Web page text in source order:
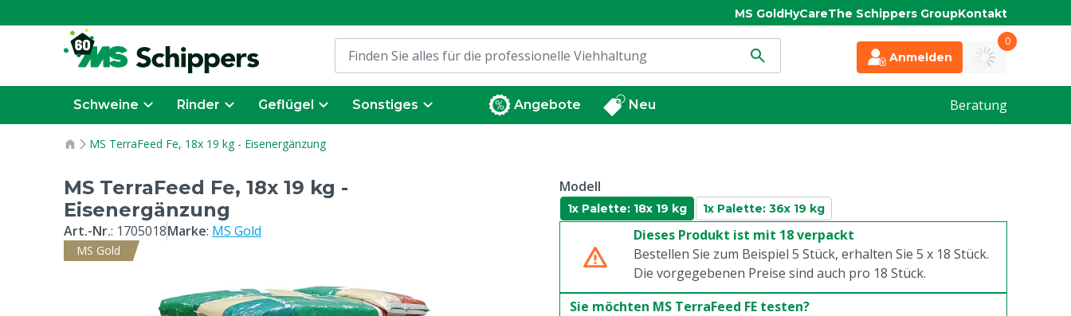
MS GoldHyCareThe Schippers GroupKontakt
Anmelden
0
Schweine Rinder Geflügel Sonstiges Angebote Neu Beratung
MS TerraFeed Fe, 18x 19 kg - Eisenergänzung
MS TerraFeed Fe, 18x 19 kg -
Eisenergänzung
Art.-Nr.: 1705018Marke: MS Gold
MS Gold
Modell
1x Palette: 18x 19 kg 1x Palette: 36x 19 kg
Dieses Produkt ist mit 18 verpackt
Bestellen Sie zum Beispiel 5 Stück, erhalten Sie 5 x 18 Stück.
Die vorgegebenen Preise sind auch pro 18 Stück.
Sie möchten MS TerraFeed FE testen?